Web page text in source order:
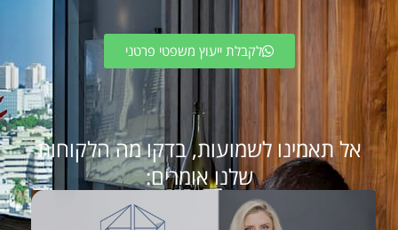
לקבלת ייעוץ משפטי פרטני
אל תאמינו לשמועות, בדקו מה הלקוחות
שלנו אומרים: